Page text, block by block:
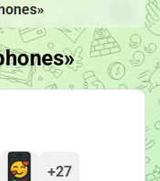
+27